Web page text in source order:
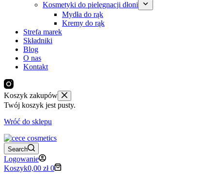
Kosmetyki do pielęgnacji dłoni
Mydła do rąk
Kremy do rąk
Strefa marek
Składniki
Blog
O nas
Kontakt
Koszyk zakupów
Twój koszyk jest pusty.
Wróć do sklepu
Search
Logowanie
Koszyk0,00 zł 0